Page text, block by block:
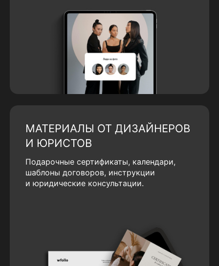
МАТЕРИАЛЫ ОТ ДИЗАЙНЕРОВ
И ЮРИСТОВ
Подарочные сертификаты, календари,
шаблоны договоров, инструкции
и юридические консультации.